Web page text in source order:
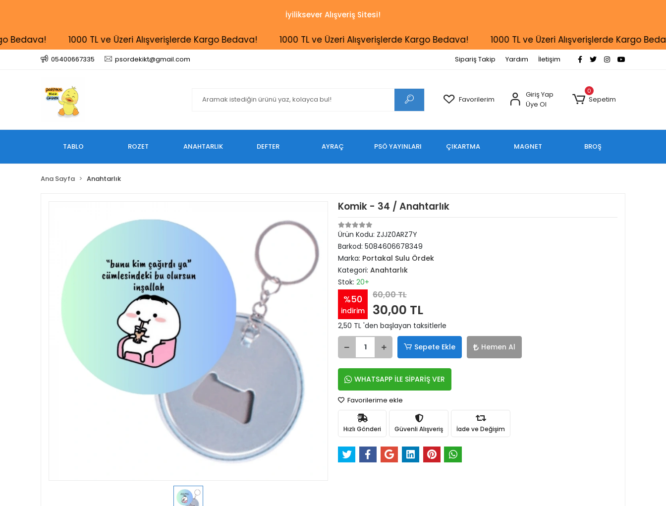
İyiliksever Alışveriş Sitesi!
1000 TL ve Üzeri Alışverişlerde Kargo Bedava! 1000 TL ve Üzeri Alışverişlerde Kargo Bedava! 1000 TL ve Üzeri Alışverişlerde Kargo Bedava!
05400667335 psordekikt@gmail.com Sipariş Takip Yardım İletişim
Favorilerim
Giriş Yap
Üye Ol
0
Sepetim
TABLO ROZET ANAHTARLIK DEFTER AYRAÇ PSÖ YAYINLARI ÇIKARTMA MAGNET BROŞ
Ana Sayfa Anahtarlık
Komik - 34 / Anahtarlık
Ürün Kodu: ZJJZ0ARZ7Y
Barkod: 5084606678349
Marka: Portakal Sulu Ördek
Kategori: Anahtarlık
Stok: 20+
%50
indirim
60,00 TL
30,00 TL
2,50 TL 'den başlayan taksitlerle
Sepete Ekle Hemen Al
WHATSAPP İLE SİPARİŞ VER
Favorilerime ekle
Hızlı Gönderi Güvenli Alışveriş İade ve Değişim